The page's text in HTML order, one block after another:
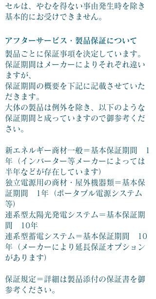
セルは、やむを得ない事由発生時を除き
基本的にお受けできません。
アフターサービス・製品保証について
製品ごとに保証事項を決定しています。
保証期間はメーカーによりそれぞれ違い
ますが、
保証期間の概要を下記に記載させていた
だきます。
大体の製品は例外を除き、以下のような
保証期間と成っていますので御参考くだ
さい。
新エネルギー商材一般＝基本保証期間 1
年（インバーター等メーカーによっては
半年などが存在しています）
独立電源用の商材・屋外機器類＝基本保
証期間 1年（ポータブル電源システム
等）
連系型太陽光発電システム＝基本保証期
間 10年
連系型蓄電システム＝基本保証期間 10
年（メーカーにより延長保証オプション
があります）
保証規定＝詳細は製品添付の保証書を御
参考ください。